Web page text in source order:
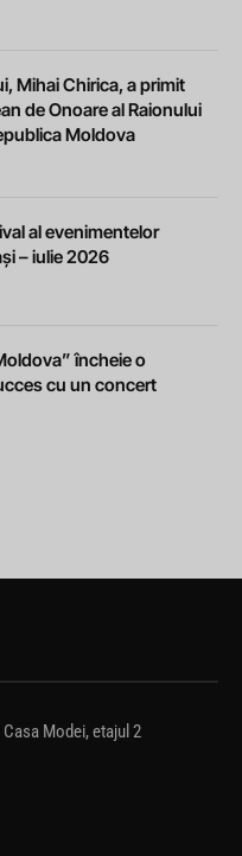
Mihai Chirica, a primit
de Onoare al Raionului
Moldova
al evenimentelor
– iulie 2026
încheie o
cu un concert
Modei, etajul 2